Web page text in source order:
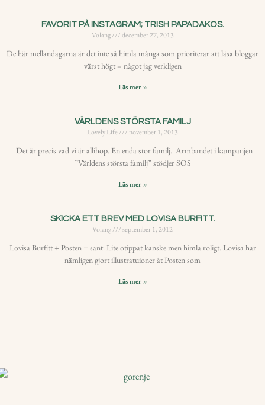
FAVORIT PÅ INSTAGRAM; TRISH PAPADAKOS.
Volang december 27, 2013
De här mellandagarna är det inte så himla många som prioriterar att läsa bloggar
värst högt – något jag verkligen
Läs mer »
VÄRLDENS STÖRSTA FAMILJ
Lovely Life november 1, 2013
Det är precis vad vi är allihop. En enda stor familj. Armbandet i kampanjen
”Världens största familj” stödjer SOS
Läs mer »
SKICKA ETT BREV MED LOVISA BURFITT.
Volang september 1, 2012
Lovisa Burfitt + Posten = sant. Lite otippat kanske men himla roligt. Lovisa har
nämligen gjort illustratuioner åt Posten som
Läs mer »